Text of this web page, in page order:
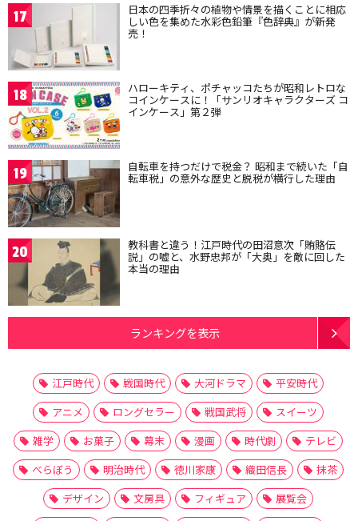
17 日本の四季折々の植物や情景を描くことに相応
しい色を集めた水彩色鉛筆『色辞典』が新発
売！
18 ハローキティ、ポチャッコたちが昭和レトロな
コインケースに！「サンリオキャラクターズ コ
インケース」第２弾
19 自転車を持つだけで税金？ 昭和まで続いた「自
転車税」の意外な歴史と脱税が横行した理由
20 教科書と違う！江戸時代の田沼意次「賄賂伝
説」の嘘と、水野忠邦が「大奥」を敵に回した
本当の理由
ランキングを表示
江戸時代 戦国時代 大河ドラマ
平安時代
アニメ
ロングセラー 戦国武将
スイーツ
雑学
お菓子 幕末 漫画 時代劇
テレビ
べらぼう
明治時代 徳川家康 織田信長
抹茶
デザイン
文房具 フィギュア
展覧会